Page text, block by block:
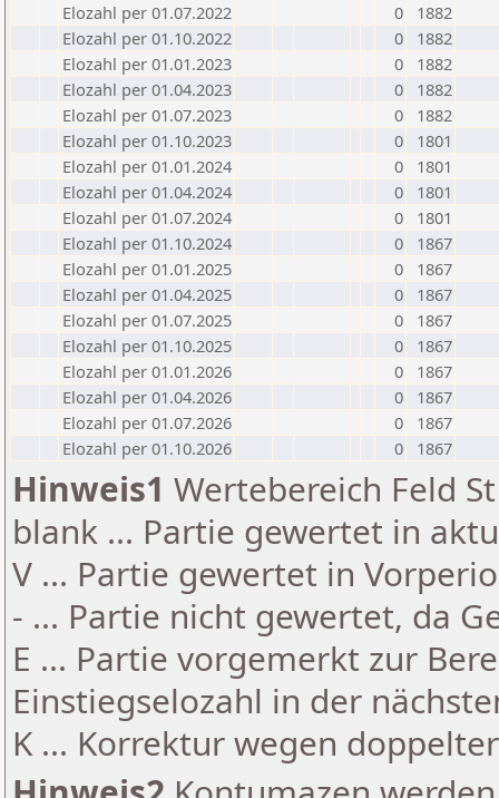
Elozahl per 01.07.2022
0
1882
Elozahl per 01.10.2022
0
1882
Elozahl per 01.01.2023
0
1882
Elozahl per 01.04.2023
0
1882
Elozahl per 01.07.2023
0
1882
Elozahl per 01.10.2023
0
1801
Elozahl per 01.01.2024
0
1801
Elozahl per 01.04.2024
0
1801
Elozahl per 01.07.2024
0
1801
Elozahl per 01.10.2024
0
1867
Elozahl per 01.01.2025
0
1867
Elozahl per 01.04.2025
0
1867
Elozahl per 01.07.2025
0
1867
Elozahl per 01.10.2025
0
1867
Elozahl per 01.01.2026
0
1867
Elozahl per 01.04.2026
0
1867
Elozahl per 01.07.2026
0
1867
Elozahl per 01.10.2026
0 1867
Hinweis1 Wertebereich Feld
blank ... Partie gewertet in
V ... Partie gewertet in
- ... Partie nicht gewertet, da
E ... Partie vorgemerkt zur
Einstiegselozahl in der
K ... Korrektur wegen